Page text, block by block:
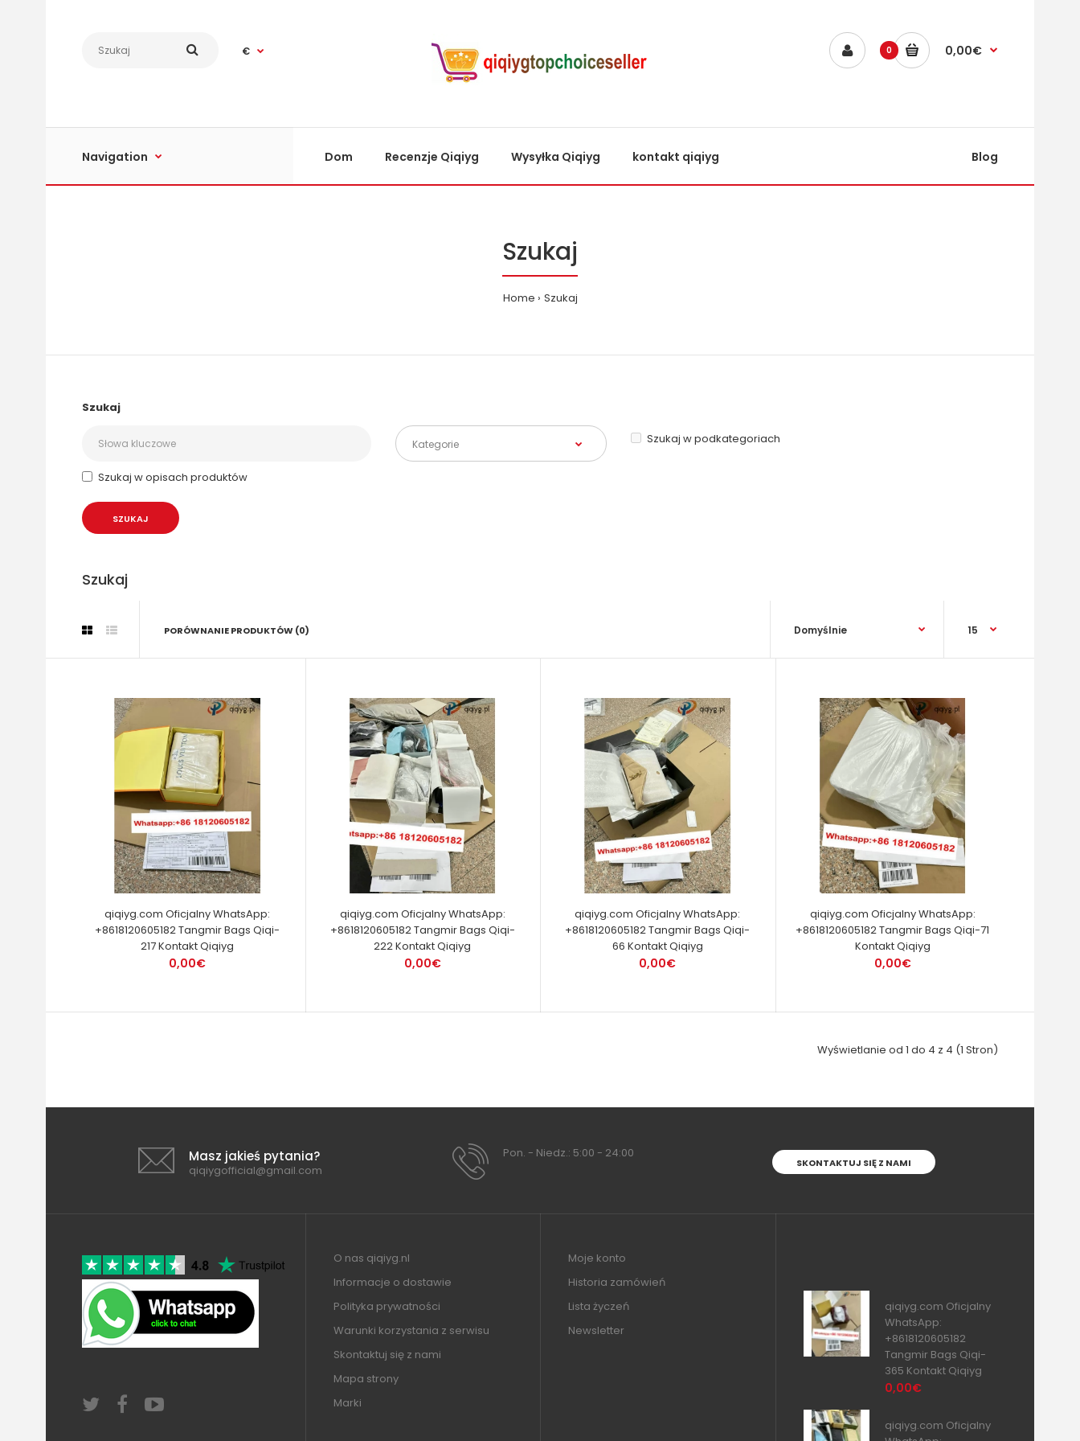
€ 0 0,00€
Navigation Dom Recenzje Qiqiyg Wysyłka Qiqiyg kontakt qiqiyg Blog
Szukaj
Home Szukaj
Szukaj
Szukaj w podkategoriach
Szukaj w opisach produktów
Szukaj
PORÓWNANIE PRODUKTÓW (0)
qiqiyg.com Oficjalny WhatsApp:
+8618120605182 Tangmir Bags Qiqi-
217 Kontakt Qiqiyg
0,00€
qiqiyg.com Oficjalny WhatsApp:
+8618120605182 Tangmir Bags Qiqi-
222 Kontakt Qiqiyg
0,00€
qiqiyg.com Oficjalny WhatsApp:
+8618120605182 Tangmir Bags Qiqi-
66 Kontakt Qiqiyg
0,00€
qiqiyg.com Oficjalny WhatsApp:
+8618120605182 Tangmir Bags Qiqi-71
Kontakt Qiqiyg
0,00€
Wyświetlanie od 1 do 4 z 4 (1 Stron)
Masz jakieś pytania?
qiqiygofficial@gmail.com
Pon. - Niedz.: 5:00 - 24:00
SKONTAKTUJ SIĘ Z NAMI
O nas qiqiyg.nl
Informacje o dostawie
Polityka prywatności
Warunki korzystania z serwisu
Skontaktuj się z nami
Mapa strony
Marki
Moje konto
Historia zamówień
Lista życzeń
Newsletter
qiqiyg.com Oficjalny
WhatsApp:
+8618120605182
Tangmir Bags Qiqi-
365 Kontakt Qiqiyg
0,00€
qiqiyg.com Oficjalny